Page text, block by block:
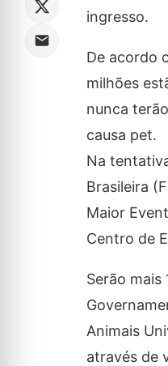
ingresso.
De acordo
milhões
nunca
causa pet.
Na
Brasileira
Maior
Centro de
Serão
Animais
através de